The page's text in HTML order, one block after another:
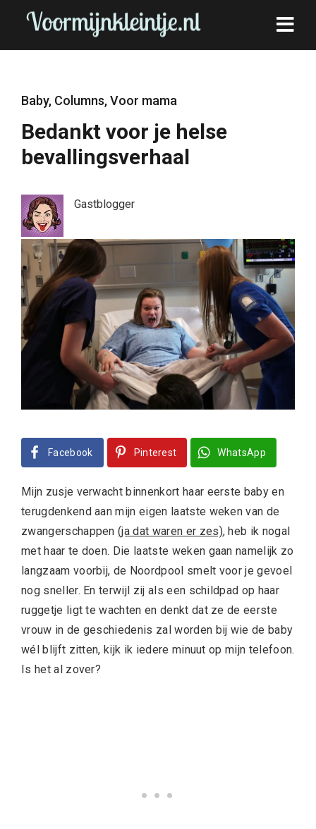
Baby, Columns,Voor mama
Bedankt voor je helse
bevallingsverhaal
Gastblogger
Facebook Pinterest WhatsApp
Mijn zusje verwacht binnenkort haar eerste baby en
terugdenkend aan mijn eigen laatste weken van de
zwangerschappen(ja dat waren er zes), heb ik nogal
met haar te doen. Die laatste weken gaan namelijk zo
langzaam voorbij, de Noordpool smelt voor je gevoel
nog sneller. En terwijl zij als een schildpad op haar
ruggetje ligt te wachten en denkt dat ze de eerste
vrouw in de geschiedenis zal worden bij wie de baby
wél blijft zitten, kijk ik iedere minuut op mijn telefoon.
Is het al zover?